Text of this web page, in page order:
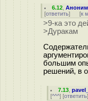
6.12 ,Аноним
[ответить] [к
>9-ка это
>Дуракам
большим
решений, в
7.13 ,
[^^^] [ответить]